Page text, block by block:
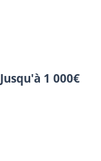
Jusqu'à 1 000€